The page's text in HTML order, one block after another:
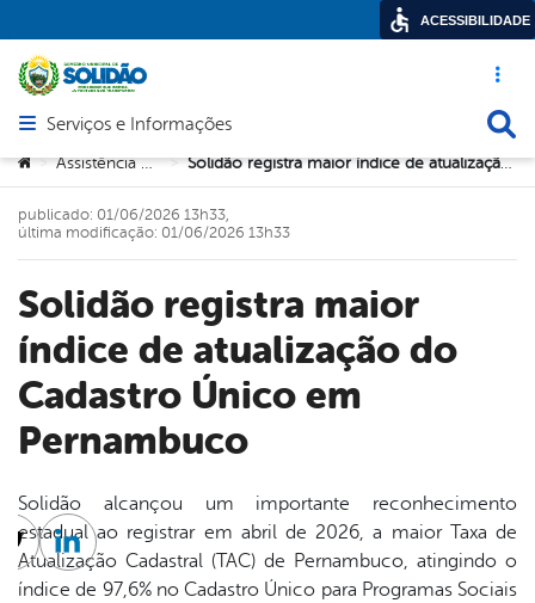
Acesso
Abrir menu principal de navegação
Serviços e Informações
Você está aqui:
> Assistência Social > Solidão registra maior índice de atualização do Cadastro Único em Pernambuco
Solidão registra maior
índice de atualização do
Cadastro Único em
Pernambuco
publicado: 01/06/2026 13h33,
última modificação: 01/06/2026 13h33
Solidão alcançou um importante reconhecimento
estadual ao registrar em abril de 2026, a maior Taxa de
Atualização Cadastral (TAC) de Pernambuco, atingindo o
índice de 97,6% no Cadastro Único para Programas Sociais
TwitterLinkedin
ACESSIBILIDADE